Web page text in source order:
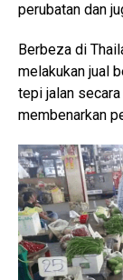
perubatan dan
Berbeza di
melakukan jual
tepi jalan
membenarkan